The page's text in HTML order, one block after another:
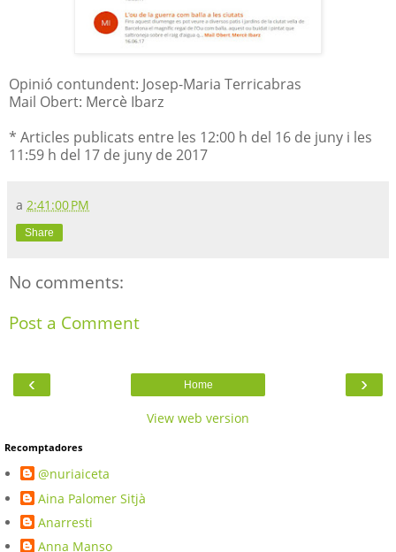
Opinió contundent: Josep-Maria Terricabras
Mail Obert: Mercè Ibarz
* Articles publicats entre les 12:00 h del 16 de juny i les
11:59 h del 17 de juny de 2017
a 2:41:00 PM
Share
No comments:
Post a Comment
‹ ›
Home
View web version
Recomptadores
@nuriaiceta
Aina Palomer Sitjà
Anarresti
Anna Manso